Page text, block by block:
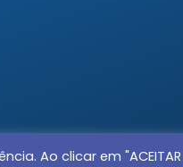
Ao clicar em